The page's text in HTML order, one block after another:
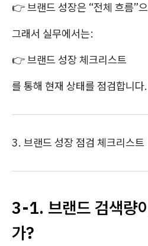
👉 브랜드 성장은 “전체 흐름”
그래서 실무에서는:
👉 브랜드 성장 체크리스트
를 통해 현재 상태를 점검합니다.
3. 브랜드 성장 점검 체크리스트
3-1. 브랜드 검색량
가?